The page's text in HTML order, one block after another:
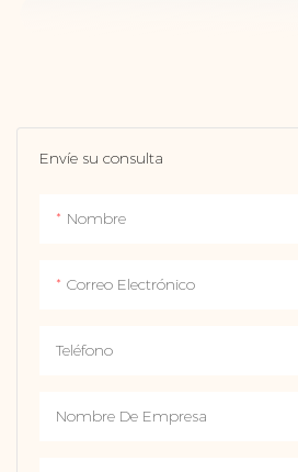
Envíe su consulta
Nombre
Correo Electrónico
Teléfono
Nombre De Empresa